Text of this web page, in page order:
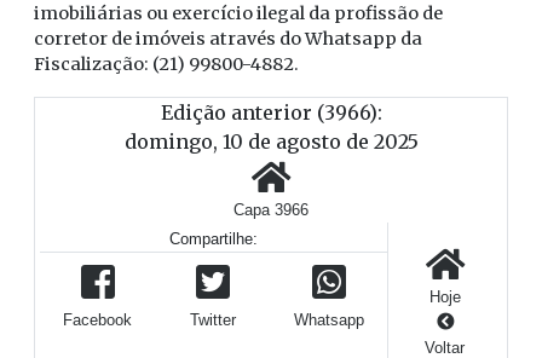
imobiliárias ou exercício ilegal da profissão de
corretor de imóveis através do Whatsapp da
Fiscalização: (21) 99800-4882.
Edição anterior (3966):
domingo, 10 de agosto de 2025
Capa 3966
Compartilhe:
Facebook Twitter Whatsapp
Hoje
Voltar